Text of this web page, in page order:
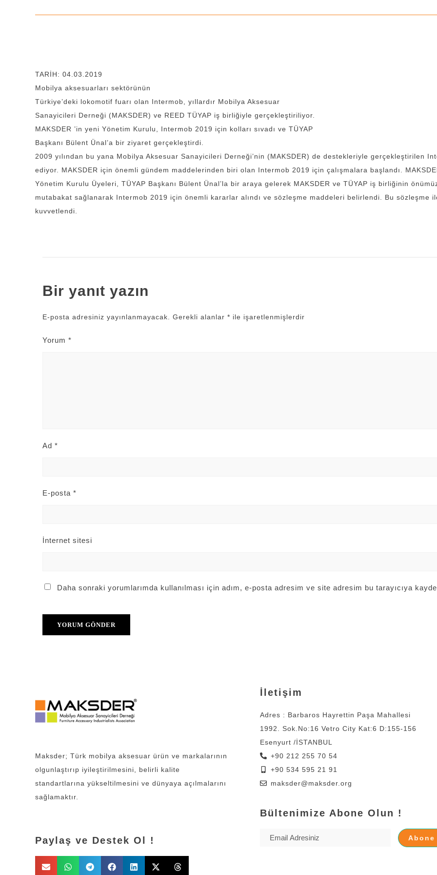
TARİH: 04.03.2019
Mobilya aksesuarları sektörünün
Türkiye’deki lokomotif fuarı olan Intermob, yıllardır Mobilya Aksesuar
Sanayicileri Derneği (MAKSDER) ve REED TÜYAP iş birliğiyle gerçekleştiriliyor.
MAKSDER ’in yeni Yönetim Kurulu, Intermob 2019 için kolları sıvadı ve TÜYAP
Başkanı Bülent Ünal’a bir ziyaret gerçekleştirdi.
2009 yılından bu yana Mobilya Aksesuar Sanayicileri Derneği’nin (MAKSDER) de destekleriyle gerçekleştirilen
ediyor. MAKSDER için önemli gündem maddelerinden biri olan Intermob 2019 için çalışmalara başlandı.
Yönetim Kurulu Üyeleri, TÜYAP Başkanı Bülent Ünal’la bir araya gelerek MAKSDER ve TÜYAP iş birliğinin
mutabakat sağlanarak Intermob 2019 için önemli kararlar alındı ve sözleşme maddeleri belirlendi. Bu sözleşme
kuvvetlendi.
Bir yanıt yazın
E-posta adresiniz yayınlanmayacak. Gerekli alanlar * ile işaretlenmişlerdir
Yorum *
Ad *
E-posta *
İnternet sitesi
Daha sonraki yorumlarımda kullanılması için adım, e-posta adresim ve site adresim bu tarayıcıya
Maksder; Türk mobilya aksesuar ürün ve markalarının
olgunlaştırıp iyileştirilmesini, belirli kalite
standartlarına yükseltilmesini ve dünyaya açılmalarını
sağlamaktır.
Paylaş ve Destek Ol !
İletişim
Adres : Barbaros Hayrettin Paşa Mahallesi
1992. Sok.No:16 Vetro City Kat:6 D:155-156
Esenyurt /İSTANBUL
+90 212 255 70 54
+90 534 595 21 91
maksder@maksder.org
Bültenimize Abone Olun !